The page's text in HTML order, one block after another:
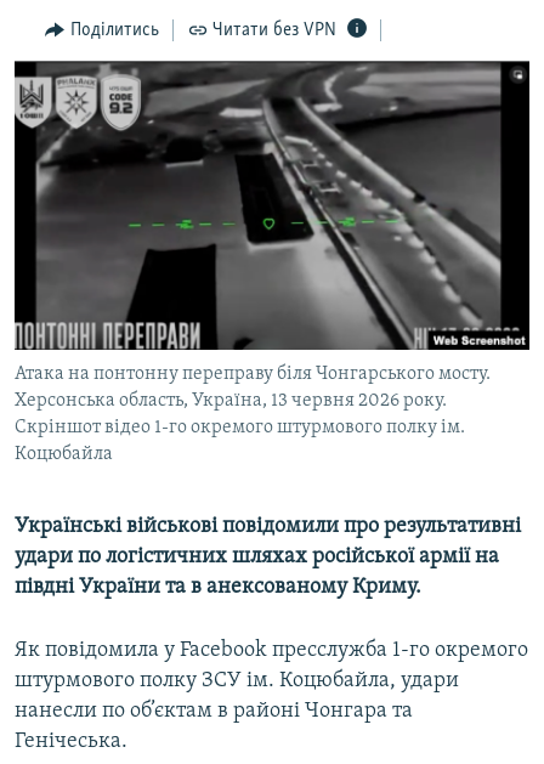
пошуку
ІНТЕРВ'Ю
ВСЕ ЗА ДЕНЬ
СПЕЦПРОЕКТИ
ДЕПОРТАЦІЯ
СВІДЧЕННЯ ОКУПАЦІЇ
УКРАЇНСЬКА ПРОБЛЕМА КРИМУ
ІНФОГРАФІКА
ЯК ОБІЙТИ БЛОКУВАННЯ
ДОЛУЧАЙСЯ!
Усі сайти RFE/RL
Поділитись Читати без VPN
Атака на понтонну переправу біля Чонгарського мосту.
Херсонська область, Україна, 13 червня 2026 року.
Скріншот відео 1-го окремого штурмового полку ім.
Коцюбайла
Українські військові повідомили про результативні
удари по логістичних шляхах російської армії на
півдні України та в анексованому Криму.
Як повідомила у Facebook пресслужба 1-го окремого
штурмового полку ЗСУ ім. Коцюбайла, удари
нанесли по об’єктам в районі Чонгара та
Генічеська.